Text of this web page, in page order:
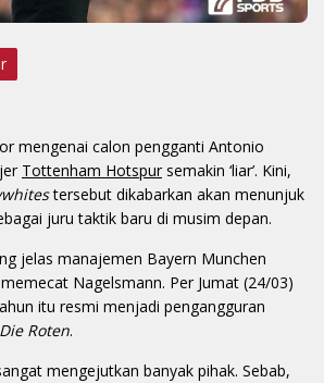
mengenai calon pengganti Antonio
Tottenham Hotspur semakin ‘liar’. Kini,
tersebut dikabarkan akan menunjuk
juru taktik baru di musim depan.
jelas manajemen Bayern Munchen
Nagelsmann. Per Jumat (24/03)
itu resmi menjadi pengangguran
Die Roten.
mengejutkan banyak pihak. Sebab,